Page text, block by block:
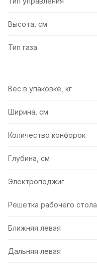
Высота, см
Тип газа
Вес в упаковке, кг
Ширина, см
Количество конфорок
Глубина, см
Электроподжиг
Решетка рабочего стола
Ближняя левая
Дальняя левая